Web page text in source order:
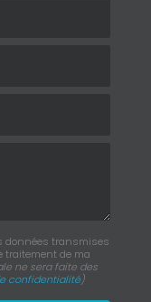
données transmises
traitement de ma
ne sera faite des
confidentialité)